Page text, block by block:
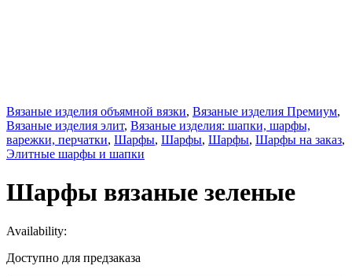
Вязаные изделия объямной вязки, Вязаные изделия Премиум,
Вязаные изделия элит, Вязаные изделия: шапки, шарфы,
варежки, перчатки, Шарфы, Шарфы, Шарфы, Шарфы на заказ,
Элитные шарфы и шапки
Шарфы вязаные зеленые
Availability:
Доступно для предзаказа